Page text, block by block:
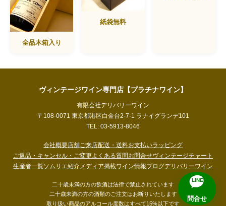
全品木箱入り
紙袋無料
ヴィンテージワイン専門店【プラチナワイン】
有限会社デリバリーワイン
〒108-0071 東京都港区白金台2-7-1 ラナイグランデ101
TEL: 03-5913-8046
会社概要店舗ご来店配送・送料お支払いラッピング
ご返品・キャンセル・ご変更よくある質問お問合せヴィンテージチャート
生産者一覧ソムリエ紹介メディア掲載ワイン情報ブログデリバリーワイン
二十歳未満の方の飲酒は法律で禁止されています
二十歳未満の方の酒類のご注文はお断りいたします
取り扱い商品のアルコール度数はすべて15%以下です
LINE
問合せ